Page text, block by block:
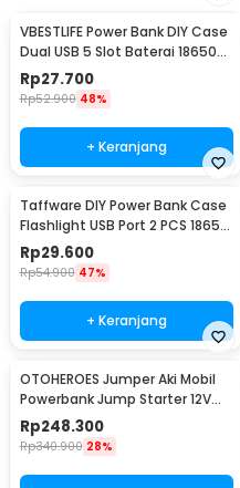
VBESTLIFE Power Bank DIY Case
Dual USB 5 Slot Baterai 18650
Flat Top - YDJ-009HX
Rp27.700
Rp52.900 48%
+ Keranjang
Taffware DIY Power Bank Case
Flashlight USB Port 2 PCS 18650
Flat Top - M06
Rp29.600
Rp54.900 47%
+ Keranjang
OTOHEROES Jumper Aki Mobil
Powerbank Jump Starter 12V
10000mAh 300A - K21
Rp248.300
Rp340.900 28%